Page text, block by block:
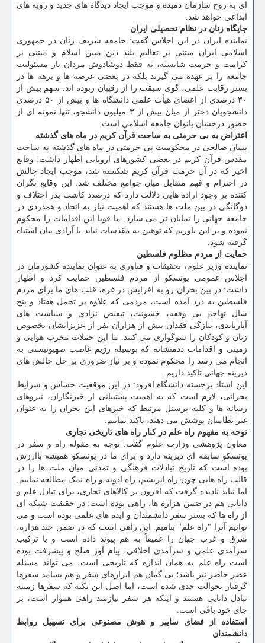
ای به روح سازمان دمیده و موجب ایجاد دیدگاه های جدید و رویه های
ابداعی خواهد شد.
جایگاه زنان در نظام تحصیلی ایران
نماینده ایران در این اجلاس گفت: جامعه شریف زنان در جمهوری
اسلامی ایران مبتنی بر تعالیم بلند دین مبین اسلام و مبتنی بر
کرامت و حرمت شایسته، نه فقط دوشادوش مردان بار مسئولیت
جامعه را بر عهده می گیرند بلکه در بعضی عرصه ها و برهه ها در
بستر رقابت علمی، گوی سبقت را از رقیبان ربوده اند. سهم بیش از
۳۰ درصدی از اعضای هیأت علمی دانشگاه ها و بیش از ۵۰ درصدی
دانشجویان دختر از میان بیش از ۳ میلیون دانشجو، تنها نمونه ای از
حضور درخشان بانوان جامعه اسلامی است.
اعتراض به بی حرمتی به ساحت قرآن کریم در ماه های گذشته
پیمان صالحی در محکومیت بی حرمتی در ماه های گذشته به ساحت
مقدس قرآن کریم در بعضی کشورهای اروپایی اظهار داشت: وقایع
اخیر که در آن حرمت قرآن کریم شکسته شد، موجب ایجاد چالش
در احترام و فهم متقابل میان جوامع مختلف شد. این وقایع نگران
کننده بر وجود اراده هایی دلالت دارد که درصدد کاشت بذر اختلاف و
دوگانگی در بین ملت ها هستند که اهمیت نیاز به اتحاد و همدردی در
جامعه جهانی را نمایان تر می سازد. ما قویا این اقدامات را محکوم
نموده و بر این باوریم که توهین به مقدسات نباید با آزادی بیان اشتباه
گرفته شود.
حمایت از مردم مظلوم فلسطین
نماینده وزیر علوم، تحقیقات و فناوری به عنوان نماینده کشورمان در
اجلاس عمومی یونسکو از مردم فلسطین حمایت کرد و اظهار
داشت: در بین بحران رو به افزایش در غزه، قلب های ما برای مردم
فلسطین به درد آمده است، مردمی که علاوه بر تحمل هفتاد و پنج
سال تهاجم بی وقفه، خشونت، تبعیض نژادی و سیاست های
آپارتایدی، بتازگی فقدان بیش از هزاران نفر از عزیزانشان بخصوص
زنان و کودکان را سوگواری می کنند. ما این حملات مخرب هوایی و
زمینی و اقدامات ددمنشانه که بوسیله رژیم غاصب صهیونیستی به
انجام می رسد را محکوم نموده و بر نیاز ضروری بر حل چالش های
دیرینه جهانی تاکید داریم.
این استاد برجسته دانشگاه افزود: در این موقعیت حساس و شرایط
بحرانی، لازم است که به اهمیت پشتیبانی از خبرنگاران، نیروهای
رسانه ها و کلیه پرسنل مرتبط که خبرهای این بحران را به عنوان
غیر نظامیان پوشش می دهند، تاکید نماییم.
توجه به مفهوم راه علم در کنار راه های تاریخی تجاری
معاون پژوهشی وزارت علوم گفت: توجه به مقوله راه و سفر در
یونسکو سابقه ای دیرینه دارد و برای ما در یونسکو همیشه باارزش
بوده است که تاریخ تبادلات فرهنگی و تمدنی میان ملت ها را در
قالب راه هایی چون راه ابریشم، راه ادویه و راه نمک مطالعه نماییم.
اما نباید نادیده گرفت که افزون بر کالاهای تجاری، برای تبادل علم و
دانایی هم در ضمن هزاره ها، راهی بوده است؛ در حقیقت شبکه ای
از راه ها که بستر سفر دانشمندان و ایده های علمی بوده است و می
توانیم آنرا "راه علم" بنامیم. این راهی است که در ضمن چند هزاره،
شرق و غرب جهان را عمیقاً به هم پیوند داده است و با ترکیب
سرآمدی علمی و سرآمدی اخلاقی، پیام آور صلح و پیشرفت بوده
است راه علم به همان اندازه که تاریخی است، می تواند مسئله
عصر حاضر نیز باشد؛ بی گمان هم ابزارهای سفر و هم بسامد سفرها
گرفتار تحوالت جدی شده است، اما اصل این نکته که سفرها زمینه
تبادل دانایی هستند و اینکه هر سفر نیازمند راهی هموار است، بر
جای خود باقی است.
استفاده از فضای سایبر و هوش مصنوعی برای تسهیل روابط
دانشمندان